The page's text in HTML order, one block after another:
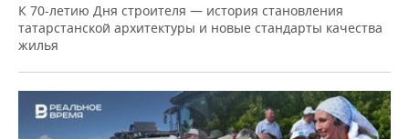
К 70-летию Дня строителя — история становления
татарстанской архитектуры и новые стандарты качества
жилья